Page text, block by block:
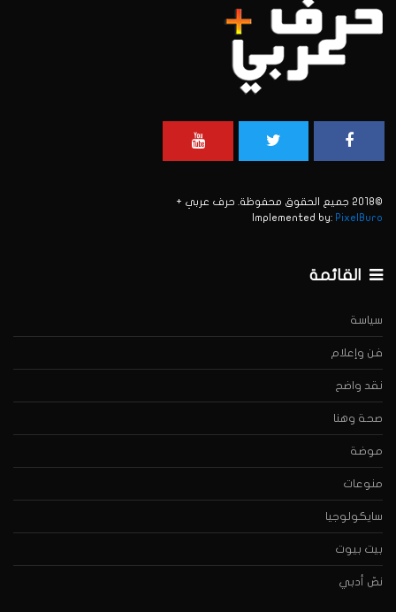
©2018 جميع الحقوق محفوظة. حرف عربي +
Implemented by: PixelBuro
القائمة
سياسة
فن وإعلام
نقد واضح
صحة وهنا
موضة
منوعات
سايكولوجيا
بيت بيوت
نصّ أدبي